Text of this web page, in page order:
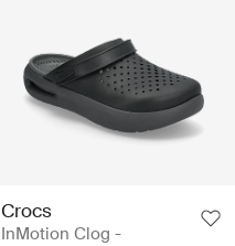
Crocs
InMotion Clog -